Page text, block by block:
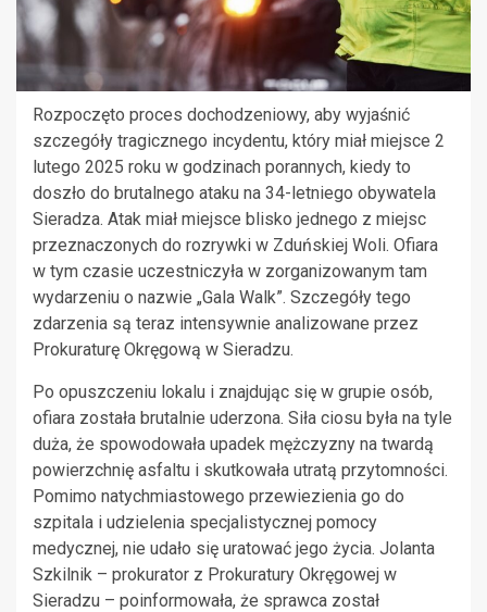
Rozpoczęto proces dochodzeniowy, aby wyjaśnić
szczegóły tragicznego incydentu, który miał miejsce 2
lutego 2025 roku w godzinach porannych, kiedy to
doszło do brutalnego ataku na 34-letniego obywatela
Sieradza. Atak miał miejsce blisko jednego z miejsc
przeznaczonych do rozrywki w Zduńskiej Woli. Ofiara
w tym czasie uczestniczyła w zorganizowanym tam
wydarzeniu o nazwie „Gala Walk”. Szczegóły tego
zdarzenia są teraz intensywnie analizowane przez
Prokuraturę Okręgową w Sieradzu.
Po opuszczeniu lokalu i znajdując się w grupie osób,
ofiara została brutalnie uderzona. Siła ciosu była na tyle
duża, że spowodowała upadek mężczyzny na twardą
powierzchnię asfaltu i skutkowała utratą przytomności.
Pomimo natychmiastowego przewiezienia go do
szpitala i udzielenia specjalistycznej pomocy
medycznej, nie udało się uratować jego życia. Jolanta
Szkilnik – prokurator z Prokuratury Okręgowej w
Sieradzu – poinformowała, że sprawca został